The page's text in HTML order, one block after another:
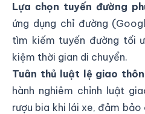
Lựa chọn tuyến đường
ứng dụng chỉ đường
tìm kiếm tuyến đường tối
kiệm thời gian di chuyển.
Tuân thủ luật lệ giao
hành nghiêm chỉnh luật
rượu bia khi lái xe, đảm